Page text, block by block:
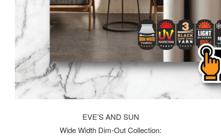
EVE’S AND SUN
Wide Width Dim-Out Collection: